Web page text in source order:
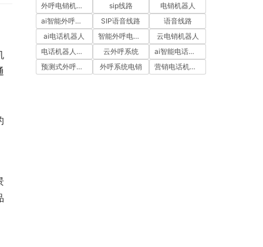
外呼电销机器人
sip线路
电销机器人
ai智能外呼系统
SIP语音线路
语音线路
ai电话机器人
智能外呼电销机器人
云电销机器人
电话机器人外呼
云外呼系统
ai智能电话机器人
预测式外呼系统
外呼系统电销 营销电话机器人